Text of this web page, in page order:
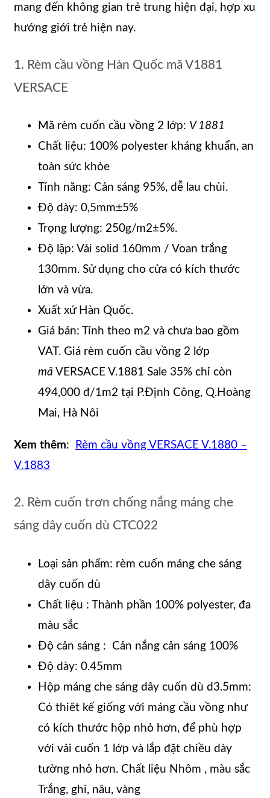
mang đến không gian trẻ trung hiện đại, hợp xu
hướng giới trẻ hiện nay.
1. Rèm cầu vồng Hàn Quốc mã V1881
VERSACE
Mã rèm cuốn cầu vồng 2 lớp: V 1881
Chất liệu: 100% polyester kháng khuẩn, an
toàn sức khỏe
Tính năng: Cản sáng 95%, dễ lau chùi.
Độ dày: 0,5mm±5%
Trọng lượng: 250g/m2±5%.
Độ lặp: Vải solid 160mm / Voan trắng
130mm. Sử dụng cho cửa có kích thước
lớn và vừa.
Xuất xứ Hàn Quốc.
Giá bán: Tính theo m2 và chưa bao gồm
VAT. Giá rèm cuốn cầu vồng 2 lớp
mã VERSACE V.1881 Sale 35% chỉ còn
494,000 đ/1m2 tại P.Định Công, Q.Hoàng
Mai, Hà Nôi
Xem thêm:
Rèm cầu vồng VERSACE V.1880 –
V.1883
2. Rèm cuốn trơn chống nắng máng che
sáng dây cuốn dù CTC022
Loại sản phẩm: rèm cuốn máng che sáng
dây cuốn dù
Chất liệu : Thành phần 100% polyester, đa
màu sắc
Độ cản sáng : Cản nắng cản sáng 100%
Độ dày: 0.45mm
Hộp máng che sáng dây cuốn dù d3.5mm:
Có thiêt kế giống với máng cầu vồng như
có kích thước hộp nhỏ hơn, để phù hợp
với vải cuốn 1 lớp và lắp đặt chiều dày
tường nhỏ hơn. Chất liệu Nhôm , màu sắc
Trắng, ghi, nâu, vàng